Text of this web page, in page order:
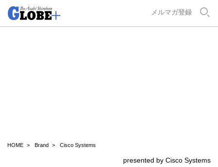
メルマガ登録
HOME Brand Cisco Systems
presented by Cisco Systems